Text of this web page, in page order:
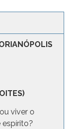
viver o